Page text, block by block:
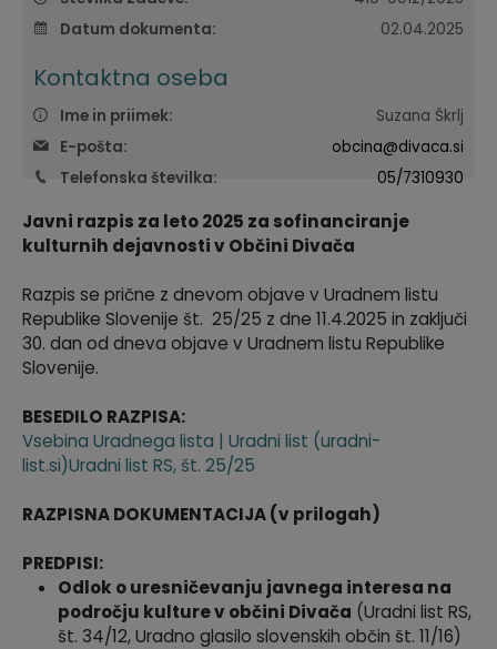
Datum dokumenta:
02.04.2025
Kontaktna oseba
Ime in priimek:
Suzana Škrlj
E-pošta:
obcina@divaca.si
Telefonska številka:
05/7310930
Javni razpis za leto 2025 za sofinanciranje
kulturnih dejavnosti v Občini Divača
Razpis se prične z dnevom objave v Uradnem listu
Republike Slovenije št. 25/25 z dne 11.4.2025 in zaključi
30. dan od dneva objave v Uradnem listu Republike
Slovenije.
BESEDILO RAZPISA:
Vsebina Uradnega lista | Uradni list (uradni-
list.si)Uradni list RS, št. 25/25
RAZPISNA DOKUMENTACIJA (v prilogah)
PREDPISI:
Odlok o uresničevanju javnega interesa na
področju kulture v občini Divača (Uradni list RS,
št. 34/12, Uradno glasilo slovenskih občin št. 11/16)
Krajevne skupnosti
Naselja v občini
Organigram
Temeljni akti
Strateški dokumenti
Katalog informacij javnega značaja
Predpisi in odloki
GLASNIK Občine Divača
Proračun občine